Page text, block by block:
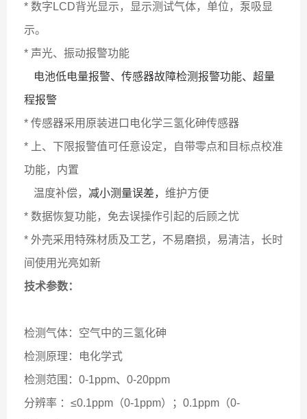
* 数字LCD背光显示，显示测试气体，单位，泵吸显
示。
* 声光、振动报警功能
电池低电量报警、传感器故障检测报警功能、超量
程报警
* 传感器采用原装进口电化学三氢化砷传感器
* 上、下限报警值可任意设定，自带零点和目标点校准
功能，内置
温度补偿， 减小测量误差， 维护方便
* 数据恢复功能，免去误操作引起的后顾之忧
* 外壳采用特殊材质及工艺，不易磨损，易清洁，长时
间使用光亮如新
技术参数：
检测气体：空气中的三氢化砷
检测原理：电化学式
检测范围：0-1ppm、0-20ppm
分辨率 ：≤0.1ppm（0-1ppm）；0.1ppm（0-